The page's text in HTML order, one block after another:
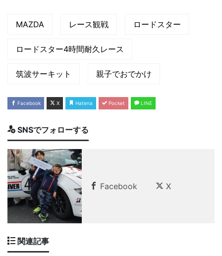
MAZDA レース観戦 ロードスター
ロードスター4時間耐久レース
筑波サーキット 親子でおでかけ
Facebook X Hatena Pocket LINE
SNSでフォローする
Facebook X
関連記事